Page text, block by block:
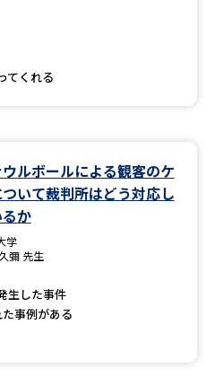
てくれる
ルボールによる観客のケ
いて裁判所はどう対応し
か
学
彌 先生
生した事件
事例がある